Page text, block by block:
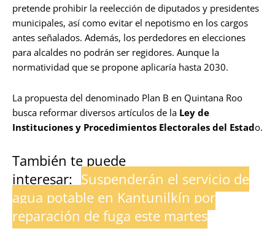
pretende prohibir la reelección de diputados y presidentes
municipales, así como evitar el nepotismo en los cargos
antes señalados. Además, los perdedores en elecciones
para alcaldes no podrán ser regidores. Aunque la
normatividad que se propone aplicaría hasta 2030.
La propuesta del denominado Plan B en Quintana Roo
busca reformar diversos artículos de la Ley de
Instituciones y Procedimientos Electorales del Estado.
También te puede
interesar: Suspenderán el servicio de
agua potable en Kantunilkín por
reparación de fuga este martes